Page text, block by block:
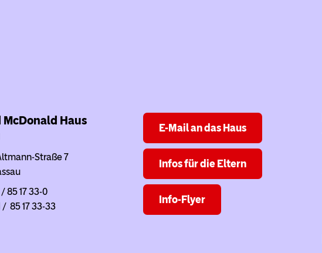
McDonald Haus
Straße 7
/ 85 17 33-0
/ 85 17 33-33
E-Mail an das Haus
Infos für die Eltern
Info-Flyer